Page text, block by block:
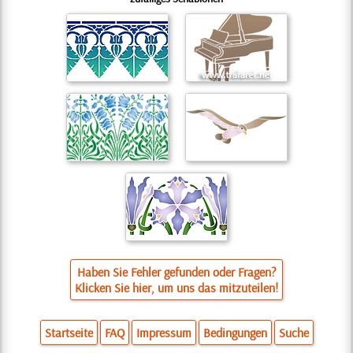
Haben Sie Fehler gefunden oder Fragen?
Klicken Sie hier, um uns das mitzuteilen!
Startseite FAQ Impressum Bedingungen Suche